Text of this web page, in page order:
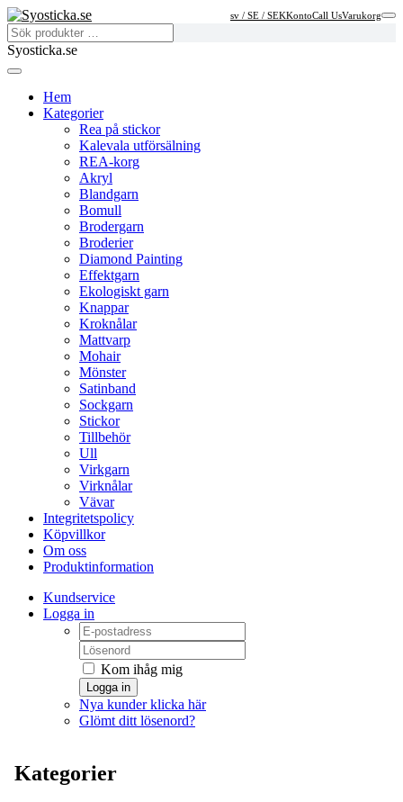
sv / SE / SEKKontoCall UsVarukorg
Syosticka.se
Hem
Kategorier
Rea på stickor
Kalevala utförsälning
REA-korg
Akryl
Blandgarn
Bomull
Brodergarn
Broderier
Diamond Painting
Effektgarn
Ekologiskt garn
Knappar
Kroknålar
Mattvarp
Mohair
Mönster
Satinband
Sockgarn
Stickor
Tillbehör
Ull
Virkgarn
Virknålar
Vävar
Integritetspolicy
Köpvillkor
Om oss
Produktinformation
Kundservice
Logga in
Kom ihåg mig
Logga in
Nya kunder klicka här
Glömt ditt lösenord?
Kategorier